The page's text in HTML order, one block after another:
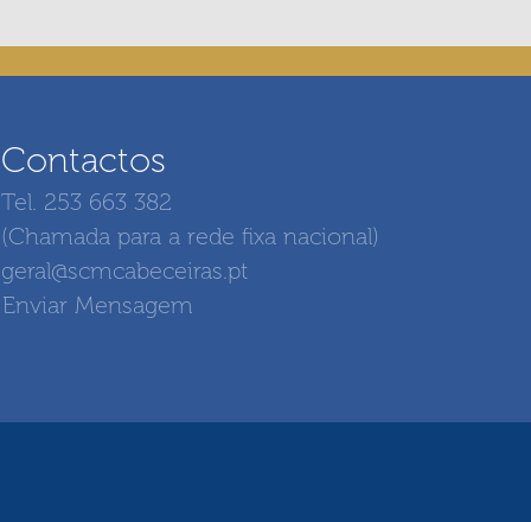
Contactos
Tel. 253 663 382
(Chamada para a rede fixa nacional)
geral@scmcabeceiras.pt
Enviar Mensagem